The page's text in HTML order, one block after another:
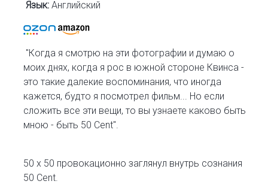
Язык: Английский
"Когда я смотрю на эти фотографии и думаю о
моих днях, когда я рос в южной стороне Квинса -
это такие далекие воспоминания, что иногда
кажется, будто я посмотрел фильм... Но если
сложить все эти вещи, то вы узнаете каково быть
мною - быть 50 Cent".
50 х 50 провокационно заглянул внутрь сознания
50 Cent.